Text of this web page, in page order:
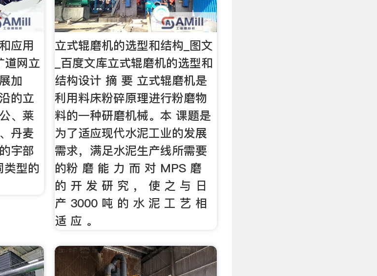
应用
道网立
加
的立
、莱
丹麦
宇部
类型的
立式辊磨机的选型和结构_图文
_百度文库立式辊磨机的选型和
结构设计 摘 要 立式辊磨机是
利用料床粉碎原理进行粉磨物
料的一种研磨机械。本 课题是
为了适应现代水泥工业的发展
需求，满足水泥生产线所需要
的粉 磨 能 力 而 对 MPS 磨
的 开 发 研 究 ， 使 之 与 日
产 3000 吨 的 水 泥 工 艺 相
适 应 。